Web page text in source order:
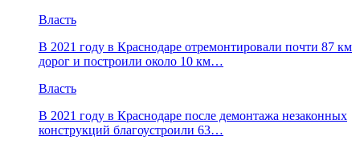
Власть
В 2021 году в Краснодаре отремонтировали почти 87 км
дорог и построили около 10 км…
Власть
В 2021 году в Краснодаре после демонтажа незаконных
конструкций благоустроили 63…